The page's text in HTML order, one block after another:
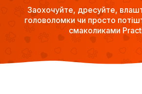
Заохочуйте, дресуйте,
головоломки чи просто
смаколиками